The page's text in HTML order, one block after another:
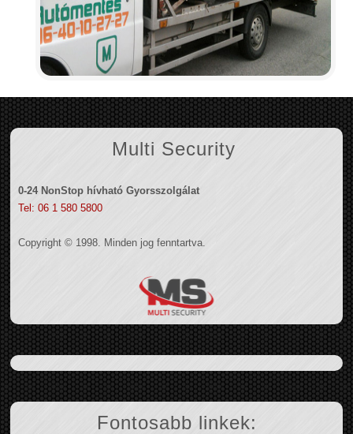
Multi Security
0-24 NonStop hívható Gyorsszolgálat
Tel: 06 1 580 5800
Copyright © 1998. Minden jog fenntartva.
Fontosabb linkek: